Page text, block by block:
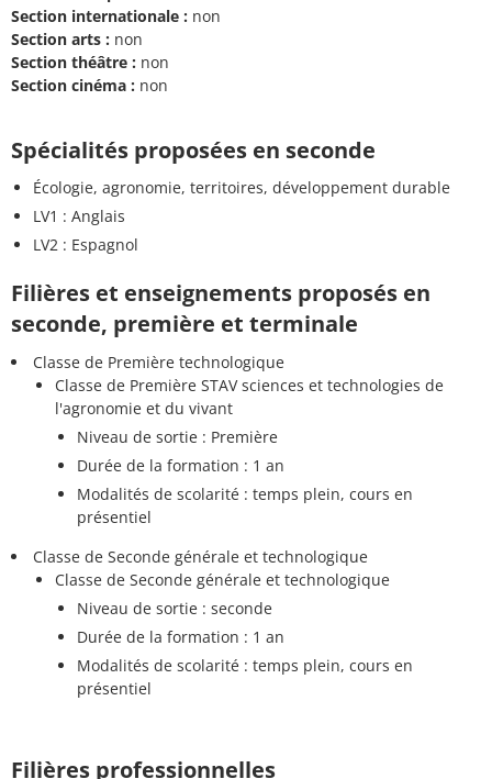
Section internationale : non
Section arts : non
Section théâtre : non
Section cinéma : non
Spécialités proposées en seconde
Écologie, agronomie, territoires, développement durable
LV1 : Anglais
LV2 : Espagnol
Filières et enseignements proposés en
seconde, première et terminale
Classe de Première technologique
Classe de Première STAV sciences et technologies de
l'agronomie et du vivant
Niveau de sortie : Première
Durée de la formation : 1 an
Modalités de scolarité : temps plein, cours en
présentiel
Classe de Seconde générale et technologique
Classe de Seconde générale et technologique
Niveau de sortie : seconde
Durée de la formation : 1 an
Modalités de scolarité : temps plein, cours en
présentiel
Filières professionnelles